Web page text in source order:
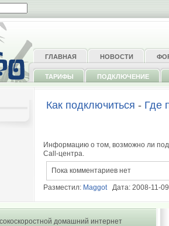
ГЛАВНАЯ НОВОСТИ
ТАРИФЫ ПОДКЛЮЧЕНИЕ
Как подключиться - Где
Информацию о том, возможно ли
Call-центра.
Пока комментариев нет
Разместил: MaggotДата: 2008-11-
домашний интернет